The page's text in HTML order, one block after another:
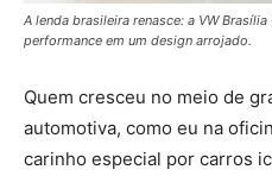
A lenda brasileira renasce: a VW
performance em um design arrojado.
Quem cresceu no meio de
automotiva, como eu na
carinho especial por carros